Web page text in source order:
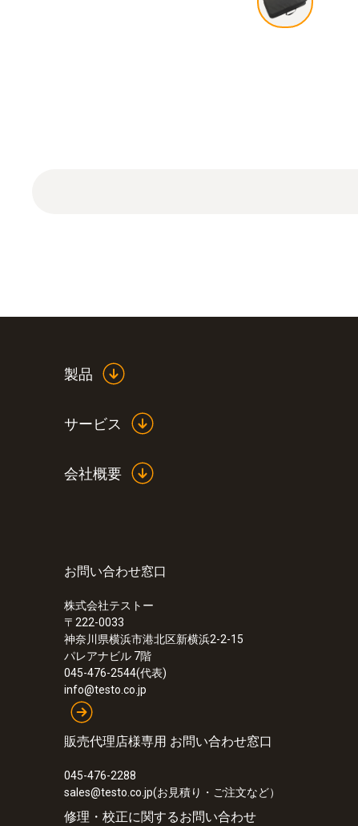
製品
サービス
会社概要
お問い合わせ窓口
株式会社テストー
〒222-0033
神奈川県横浜市港北区新横浜2-2-15
パレアナビル 7階
045-476-2544(代表)
info@testo.co.jp
販売代理店様専用 お問い合わせ窓口
045-476-2288
sales@testo.co.jp(お見積り・ご注文など）
修理・校正に関するお問い合わせ